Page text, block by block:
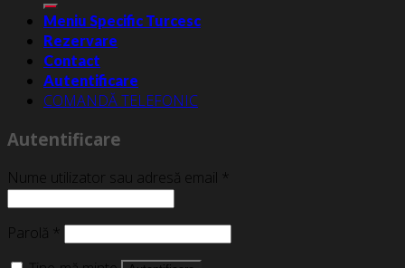
Meniu Specific Turcesc
Rezervare
Contact
Autentificare
COMANDĂ TELEFONIC
Autentificare
Nume utilizator sau adresă email *
Parolă *